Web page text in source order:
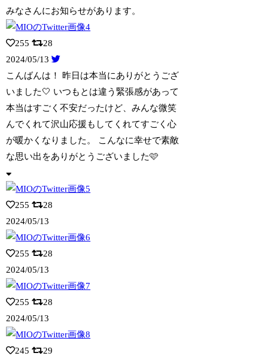
みなさんにお知らせがあります。
255
28
2024/05/13
こんばんは！ 昨日は本当にありがとうござ
いました🤍 いつもとは違う緊張感があって
本当はすごく不安だったけど、みんな微笑
んでくれて沢山応援もしてくれてすごく心
が暖かくなりました。 こんなに幸せで素敵
な思い出をありがとうございました🩷
255
28
2024/05/13
255
28
2024/05/13
255
28
2024/05/13
245
29